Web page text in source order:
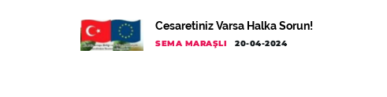
Cesaretiniz Varsa Halka Sorun!
SEMA MARAŞLI 20-04-2024